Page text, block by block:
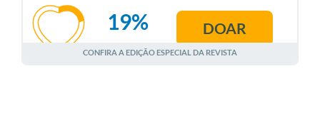
AGOSTO
19% DOAR
CONFIRA A EDIÇÃO ESPECIAL DA REVISTA